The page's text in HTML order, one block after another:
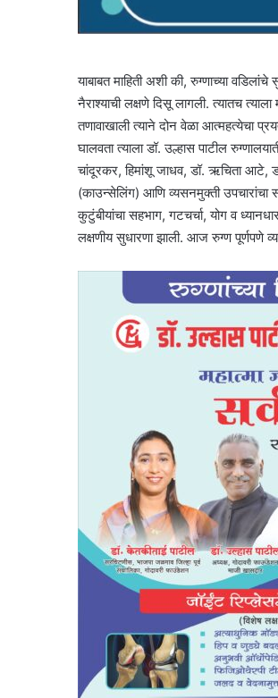
याबाबत माहिती अशी की, रुग्णाच्या
नैराश्याची लक्षणे दिसू लागली. त्यातच
तणावाखाली त्याने दोन वेळा आत्महत्येचा
घालवता त्याला डॉ. उल्हास पाटील
चांदूरकर, हिमांशू जाधव, डॉ. ऋचिता आटे,
(काउन्सेलिंग) आणि व्यसनमुक्ती
कुटुंबीयांचा सहभाग, गटचर्चा, योग व
लक्षणीय सुधारणा झाली. आज रुग्ण पूर्णपणे